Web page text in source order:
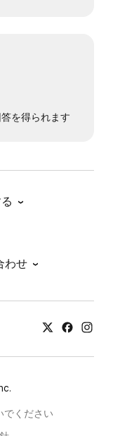
を得られます
わせ
でください